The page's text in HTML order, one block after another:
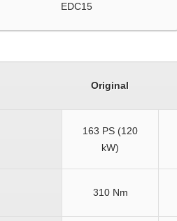
EDC15
Original
163 PS (120
kW)
310 Nm